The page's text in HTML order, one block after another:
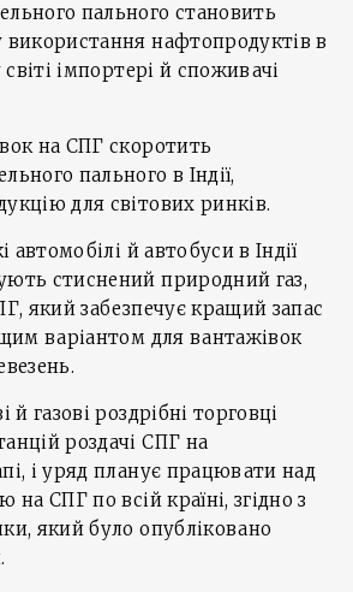
пального становить
використання нафтопродуктів в
світі імпортері й споживачі
на СПГ скоротить
пального в Індії,
для світових ринків.
автомобілі й автобуси в Індії
стиснений природний газ,
який забезпечує кращий запас
варіантом для вантажівок
й газові роздрібні торговці
роздачі СПГ на
і уряд планує працювати над
на СПГ по всій країні, згідно з
який було опубліковано